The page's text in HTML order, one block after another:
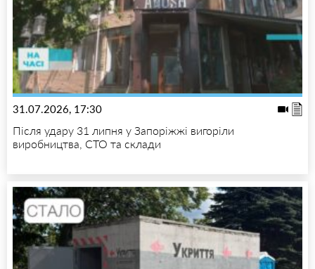
31.07.2026, 17:30
Після удару 31 липня у Запоріжжі вигоріли
виробництва, СТО та склади